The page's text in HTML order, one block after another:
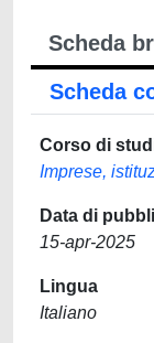
Scheda
Scheda
Corso di
Imprese,
Data di
15-apr-2025
Lingua
Italiano